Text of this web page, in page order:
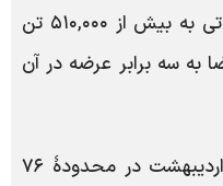
پایان ماه و در یک جلسه معاملاتی به بیش از ۵۱۰,۰۰۰ تن
به سه برابر عرضه در آن
قیمت پایۀ کنسانتره در ابتدای اردیبهشت در محدودۀ ۷۶